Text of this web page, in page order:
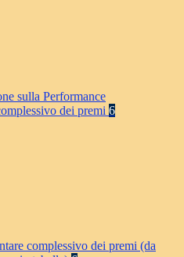
sulla Performance
dei premi 6
complessivo dei premi (da